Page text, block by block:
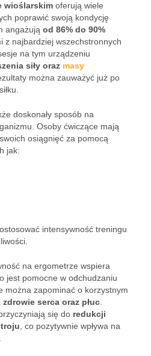
wioślarskim oferują wiele
poprawić swoją kondycję
angażują od 86% do 90%
z najbardziej wszechstronnych
na tym urządzeniu
siły oraz masy
można zauważyć już po
doskonały sposób na
Osoby ćwiczące mają
osiągnięć za pomocą
jak:
intensywność treningu
na ergometrze wspiera
jest pomocne w odchudzaniu
można zapominać o korzystnym
zdrowie serca oraz płuc
się do redukcji
, co pozytywnie wpływa na